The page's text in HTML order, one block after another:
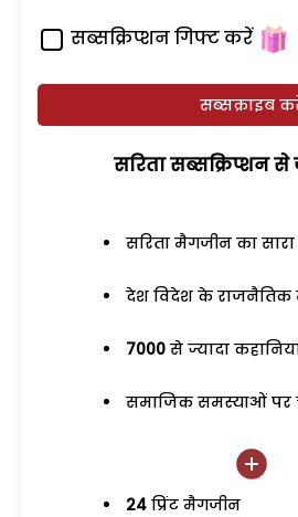
सब्सक्रिप्शन गिफ्ट करें
सब्सक्राइब
सरिता सब्सक्रिप्शन
सरिता मैगजीन का
देश विदेश के राजनैतिक
7000 से ज्यादा
समाजिक समस्याओं
24 प्रिंट मैगजीन